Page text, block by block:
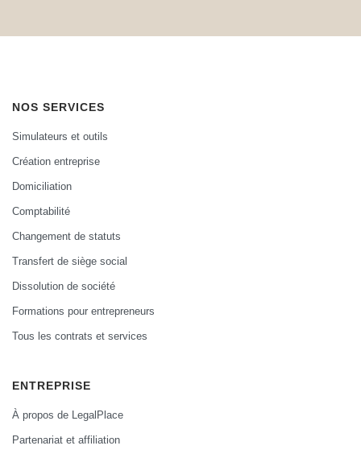
NOS SERVICES
Simulateurs et outils
Création entreprise
Domiciliation
Comptabilité
Changement de statuts
Transfert de siège social
Dissolution de société
Formations pour entrepreneurs
Tous les contrats et services
ENTREPRISE
À propos de LegalPlace
Partenariat et affiliation